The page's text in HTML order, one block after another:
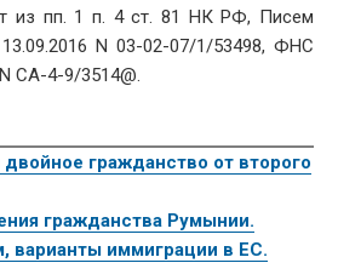
из пп. 1 п. 4 ст. 81 НК РФ, Писем
N 03-02-07/1/53498, ФНС
СА-4-9/3514@.
гражданство от второго
гражданства Румынии.
варианты иммиграции в ЕС.